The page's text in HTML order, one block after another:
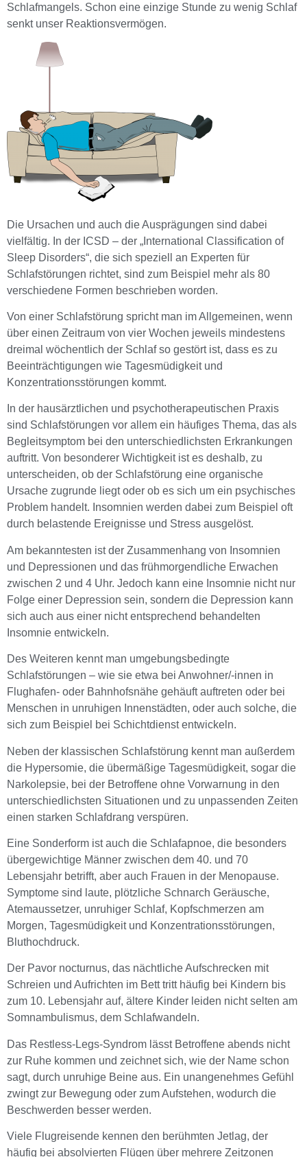
Schlafmangels. Schon eine einzige Stunde zu wenig Schlaf
senkt unser Reaktionsvermögen.
Die Ursachen und auch die Ausprägungen sind dabei
vielfältig. In der ICSD – der „International Classification of
Sleep Disorders“, die sich speziell an Experten für
Schlafstörungen richtet, sind zum Beispiel mehr als 80
verschiedene Formen beschrieben worden.
Von einer Schlafstörung spricht man im Allgemeinen, wenn
über einen Zeitraum von vier Wochen jeweils mindestens
dreimal wöchentlich der Schlaf so gestört ist, dass es zu
Beeinträchtigungen wie Tagesmüdigkeit und
Konzentrationsstörungen kommt.
In der hausärztlichen und psychotherapeutischen Praxis
sind Schlafstörungen vor allem ein häufiges Thema, das als
Begleitsymptom bei den unterschiedlichsten Erkrankungen
auftritt. Von besonderer Wichtigkeit ist es deshalb, zu
unterscheiden, ob der Schlafstörung eine organische
Ursache zugrunde liegt oder ob es sich um ein psychisches
Problem handelt. Insomnien werden dabei zum Beispiel oft
durch belastende Ereignisse und Stress ausgelöst.
Am bekanntesten ist der Zusammenhang von Insomnien
und Depressionen und das frühmorgendliche Erwachen
zwischen 2 und 4 Uhr. Jedoch kann eine Insomnie nicht nur
Folge einer Depression sein, sondern die Depression kann
sich auch aus einer nicht entsprechend behandelten
Insomnie entwickeln.
Des Weiteren kennt man umgebungsbedingte
Schlafstörungen – wie sie etwa bei Anwohner/-innen in
Flughafen- oder Bahnhofsnähe gehäuft auftreten oder bei
Menschen in unruhigen Innenstädten, oder auch solche, die
sich zum Beispiel bei Schichtdienst entwickeln.
Neben der klassischen Schlafstörung kennt man außerdem
die Hypersomie, die übermäßige Tagesmüdigkeit, sogar die
Narkolepsie, bei der Betroffene ohne Vorwarnung in den
unterschiedlichsten Situationen und zu unpassenden Zeiten
einen starken Schlafdrang verspüren.
Eine Sonderform ist auch die Schlafapnoe, die besonders
übergewichtige Männer zwischen dem 40. und 70
Lebensjahr betrifft, aber auch Frauen in der Menopause.
Symptome sind laute, plötzliche Schnarch Geräusche,
Atemaussetzer, unruhiger Schlaf, Kopfschmerzen am
Morgen, Tagesmüdigkeit und Konzentrationsstörungen,
Bluthochdruck.
Der Pavor nocturnus, das nächtliche Aufschrecken mit
Schreien und Aufrichten im Bett tritt häufig bei Kindern bis
zum 10. Lebensjahr auf, ältere Kinder leiden nicht selten am
Somnambulismus, dem Schlafwandeln.
Das Restless-Legs-Syndrom lässt Betroffene abends nicht
zur Ruhe kommen und zeichnet sich, wie der Name schon
sagt, durch unruhige Beine aus. Ein unangenehmes Gefühl
zwingt zur Bewegung oder zum Aufstehen, wodurch die
Beschwerden besser werden.
Viele Flugreisende kennen den berühmten Jetlag, der
häufig bei absolvierten Flügen über mehrere Zeitzonen